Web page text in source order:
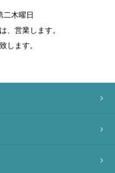
二木曜日
、営業します。
します。